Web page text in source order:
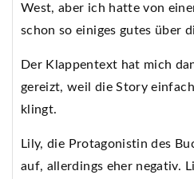
West, aber ich hatte von
schon so einiges gutes über
Der Klappentext hat mich
gereizt, weil die Story
klingt.
Lily, die Protagonistin des
auf, allerdings eher negativ.